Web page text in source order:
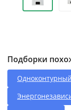
Подборки
Одноконтурный